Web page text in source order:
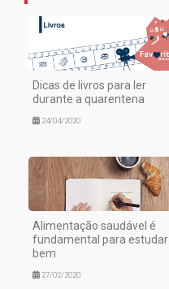
Dicas de livros para ler
durante a quarentena
24/04/2020
Alimentação saudável é
fundamental para estudar
bem
27/02/2020